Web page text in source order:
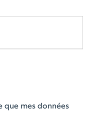
que mes données